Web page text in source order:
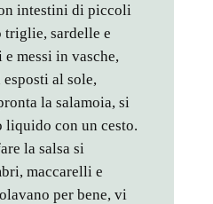
intestini di piccoli
triglie, sardelle e
messi in vasche,
al sole,
la salamoia, si
con un cesto.
la salsa si
maccarelli e
per bene, vi